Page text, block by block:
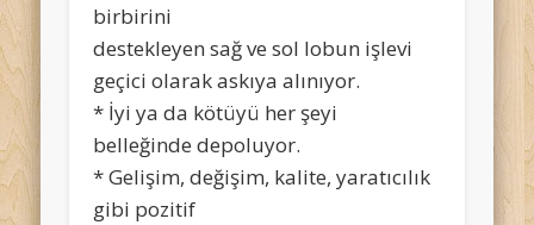
birbirini
destekleyen sağ ve sol lobun işlevi
geçici olarak askıya alınıyor.
* İyi ya da kötüyü her şeyi
belleğinde depoluyor.
* Gelişim, değişim, kalite, yaratıcılık
gibi pozitif